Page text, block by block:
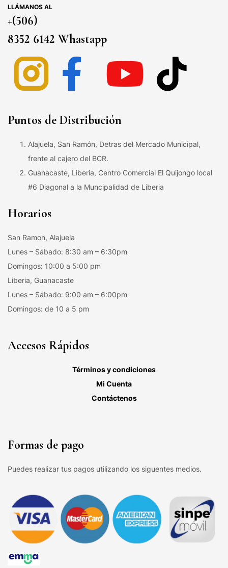
LLÁMANOS AL
+(506)
8352 6142 Whastapp
Puntos de Distribución
Alajuela, San Ramón, Detras del Mercado Municipal,
frente al cajero del BCR.
Guanacaste, Liberia, Centro Comercial El Quijongo local
#6 Diagonal a la Muncipalidad de Liberia
Horarios
San Ramon, Alajuela
Lunes – Sábado: 8:30 am – 6:30pm
Domingos: 10:00 a 5:00 pm
Liberia, Guanacaste
Lunes – Sábado: 9:00 am – 6:00pm
Domingos: de 10 a 5 pm
Accesos Rápidos
Términos y condiciones
Mi Cuenta
Contáctenos
Formas de pago
Puedes realizar tus pagos utilizando los siguentes medios.